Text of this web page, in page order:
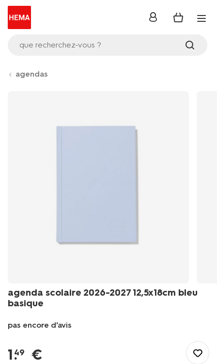
que recherchez-vous ?
se
agendas
agenda scolaire 2026-2027 12,5x18cm bleu
basique
pas encore d'avis
fr/papeterie/agendas/agenda-
scolaire-
1.
49 €